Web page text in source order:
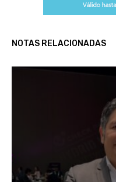
NOTAS RELACIONADAS